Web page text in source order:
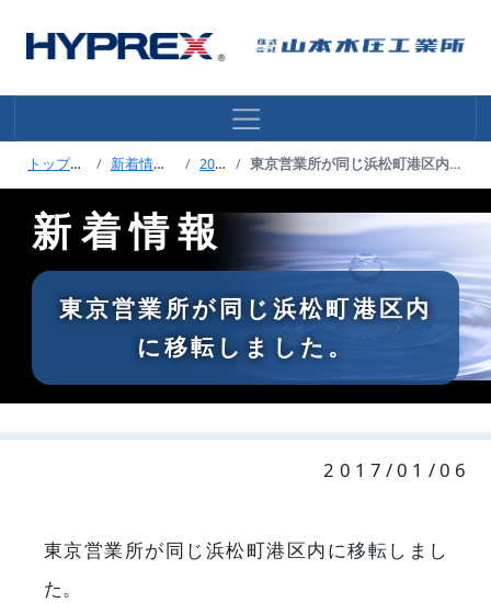
トップページ 新着情報トップ 2017年 東京営業所が同じ浜松町港区内に移転しました。
新着情報
東京営業所が同じ浜松町港区内
に移転しました。
2017/01/06
東京営業所が同じ浜松町港区内に移転しまし
た。